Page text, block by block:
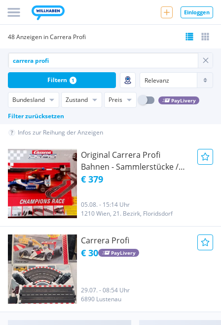
Einloggen
48 Anzeigen in Carrera Profi
Bundesland Zustand Preis PayLivery
Filter zurücksetzen
Filtern 1
Infos zur Reihung der Anzeigen
Original Carrera Profi
Bahnen - Sammlerstücke /
Carrera Profi 70820 und
Autos
€ 379
05.08. - 15:14 Uhr
1210 Wien, 21. Bezirk, Floridsdorf
Carrera Profi
€ 30 PayLivery
29.07. - 08:54 Uhr
6890 Lustenau